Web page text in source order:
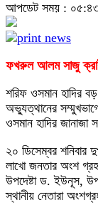
আপডেট সময় :
ফখরুল আলম সাজু
শরিফ ওসমান হাদির
অভ্যুত্থানের
ওসমান হাদির জানাজা
২০ ডিসেম্বর শনিবার
লাখো জনতার অংশ
উপদেষ্টা ড. ইউনূস,
স্থানীয় নেতারা